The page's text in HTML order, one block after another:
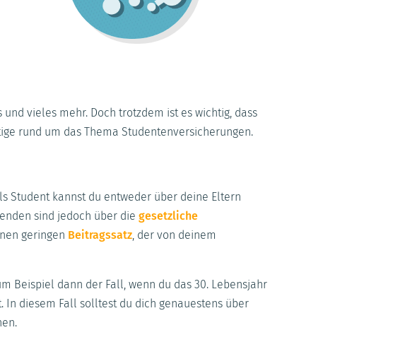
vieles mehr. Doch trotzdem ist es wichtig, dass
rund um das Thema Studentenversicherungen.
Student kannst du entweder über deine Eltern
sind jedoch über die gesetzliche
geringen Beitragssatz, der von deinem
Beispiel dann der Fall, wenn du das 30. Lebensjahr
diesem Fall solltest du dich genauestens über